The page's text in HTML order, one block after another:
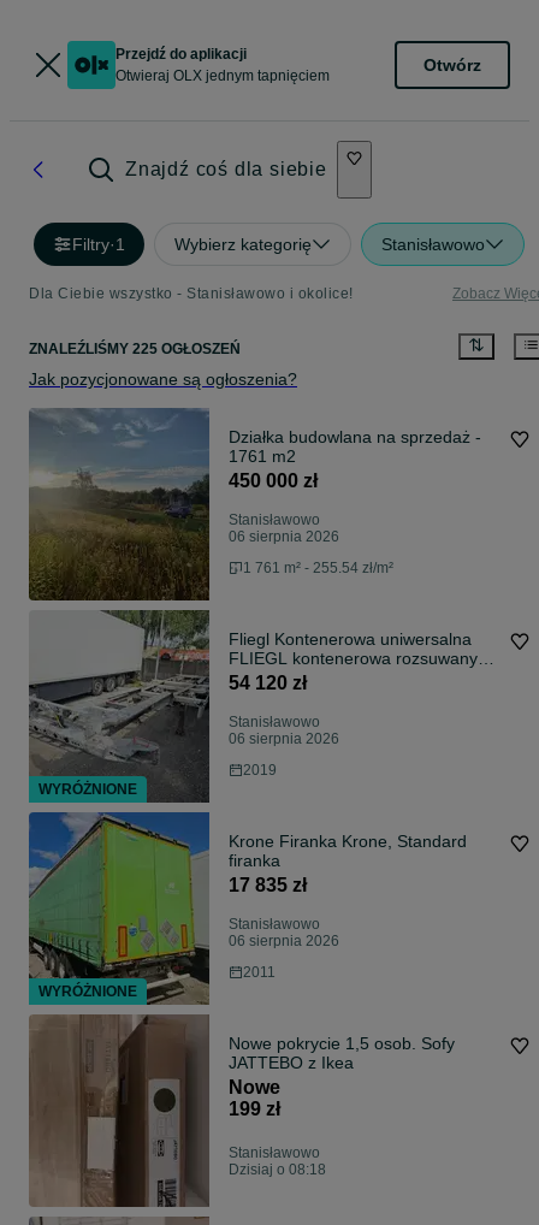
Przejdź do aplikacji
Otwieraj OLX jednym tapnięciem
Otwórz
Znajdź coś dla siebie
Filtry·1 Wybierz kategorię Stanisławowo
Dla Ciebie wszystko - Stanisławowo i okolice! Zobacz
ZNALEŹLIŚMY 225 OGŁOSZEŃ
Jak pozycjonowane są ogłoszenia?
Działka budowlana na sprzedaż -
1761 m2
450 000 zł
Stanisławowo
06 sierpnia 2026
1 761 m² - 255.54 zł/m²
Fliegl Kontenerowa uniwersalna
FLIEGL kontenerowa rozsuwany
przód i tył, podnoszona oś
54 120 zł
Stanisławowo
06 sierpnia 2026
2019
Krone Firanka Krone, Standard
firanka
17 835 zł
Stanisławowo
06 sierpnia 2026
2011
Nowe pokrycie 1,5 osob. Sofy
JATTEBO z Ikea
Nowe
199 zł
Stanisławowo
Dzisiaj o 08:18
WYRÓŻNIONE
WYRÓŻNIONE